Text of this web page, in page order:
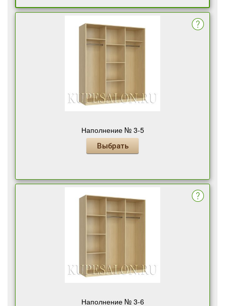
Наполнение № 3-5
Выбрать
Наполнение № 3-6